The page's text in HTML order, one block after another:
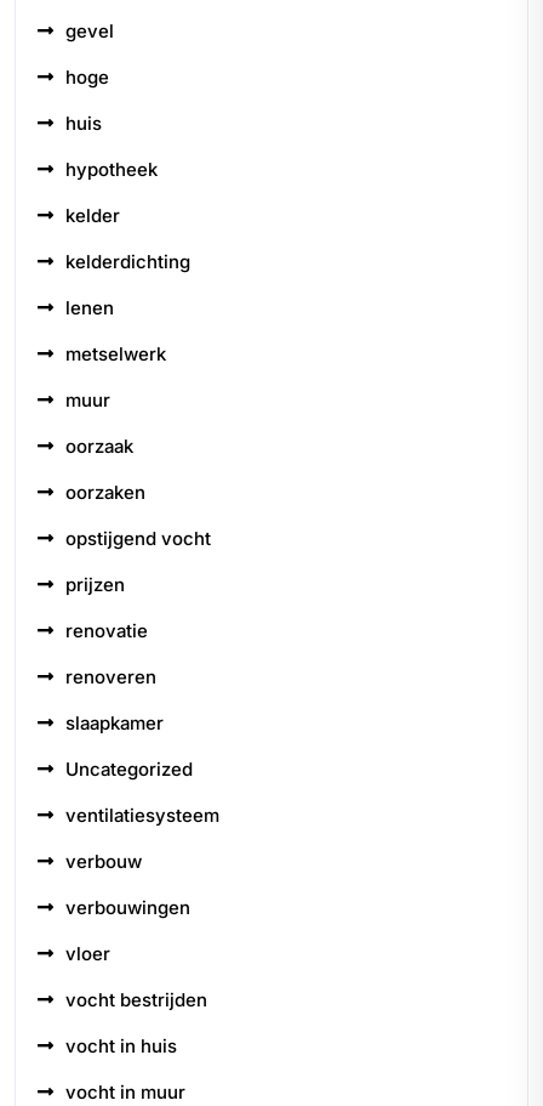
gevel
hoge
huis
hypotheek
kelder
kelderdichting
lenen
metselwerk
muur
oorzaak
oorzaken
opstijgend vocht
prijzen
renovatie
renoveren
slaapkamer
Uncategorized
ventilatiesysteem
verbouw
verbouwingen
vloer
vocht bestrijden
vocht in huis
vocht in muur